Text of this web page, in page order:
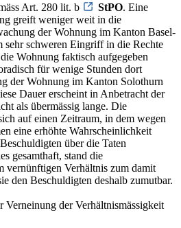
Art. 280 lit. b
StPO. Eine
greift weniger weit in die
der Wohnung im Kanton Basel-
sehr schweren Eingriff in die Rechte
Wohnung faktisch aufgegeben
für wenige Stunden dort
der Wohnung im Kanton Solothurn
Dauer erscheint in Anbetracht der
als übermässig lange. Die
auf einen Zeitraum, in dem wegen
eine erhöhte Wahrscheinlichkeit
über die Taten
gesamthaft, stand die
vernünftigen Verhältnis zum damit
den Beschuldigten deshalb zumutbar.
Verneinung der Verhältnismässigkeit